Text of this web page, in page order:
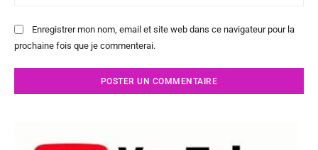
Enregistrer mon nom, email et site web dans ce navigateur pour la
prochaine fois que je commenterai.